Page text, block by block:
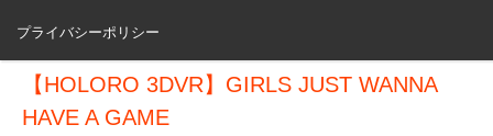
プライバシーポリシー
【HOLORO 3DVR】GIRLS JUST WANNA
HAVE A GAME